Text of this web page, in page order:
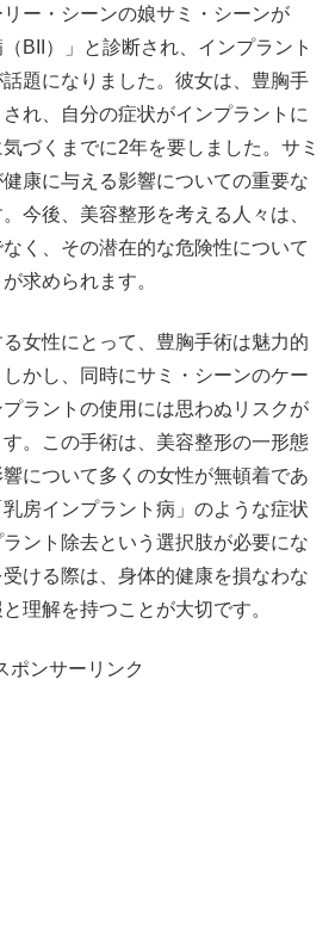
ー・シーンの娘サミ・シーンが
（BII）」と診断され、インプラント
題になりました。彼女は、豊胸手
れ、自分の症状がインプラントに
づくまでに2年を要しました。サミ
康に与える影響についての重要な
今後、美容整形を考える人々は、
く、その潜在的な危険性について
求められます。
女性にとって、豊胸手術は魅力的
かし、同時にサミ・シーンのケー
ラントの使用には思わぬリスクが
。この手術は、美容整形の一形態
について多くの女性が無頓着であ
房インプラント病」のような症状
ント除去という選択肢が必要にな
ける際は、身体的健康を損なわな
理解を持つことが大切です。
ポンサーリンク